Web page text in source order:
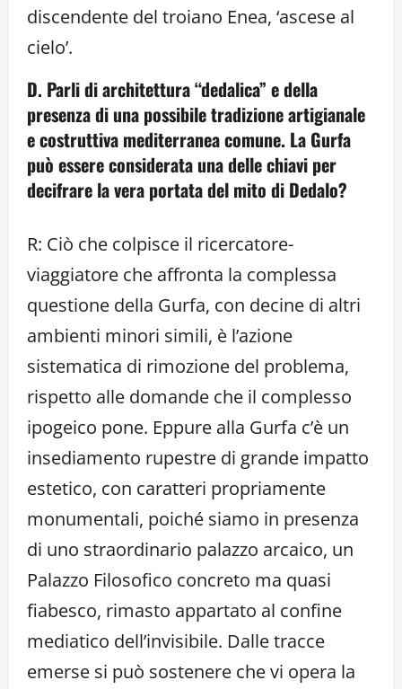
discendente del troiano Enea, ‘ascese al
cielo’.
D. Parli di architettura “dedalica” e della
presenza di una possibile tradizione artigianale
e costruttiva mediterranea comune. La Gurfa
può essere considerata una delle chiavi per
decifrare la vera portata del mito di Dedalo?
R: Ciò che colpisce il ricercatore-
viaggiatore che affronta la complessa
questione della Gurfa, con decine di altri
ambienti minori simili, è l’azione
sistematica di rimozione del problema,
rispetto alle domande che il complesso
ipogeico pone. Eppure alla Gurfa c’è un
insediamento rupestre di grande impatto
estetico, con caratteri propriamente
monumentali, poiché siamo in presenza
di uno straordinario palazzo arcaico, un
Palazzo Filosofico concreto ma quasi
fiabesco, rimasto appartato al confine
mediatico dell’invisibile. Dalle tracce
emerse si può sostenere che vi opera la